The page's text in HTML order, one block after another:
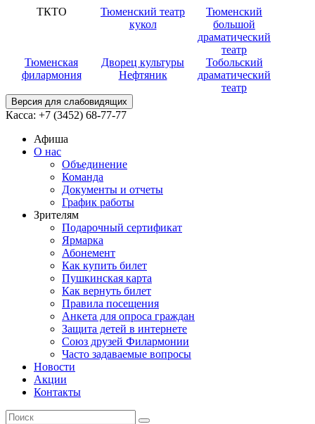
ТКТО
Тюменский театр
кукол
Тюменский
большой
драматический
театр
Тюменская
филармония
Дворец культуры
Нефтяник
Тобольский
драматический
театр
Версия для слабовидящих
Касса: +7 (3452) 68-77-77
Афиша
О нас
Объединение
Команда
Документы и отчеты
График работы
Зрителям
Подарочный сертификат
Ярмарка
Абонемент
Как купить билет
Пушкинская карта
Как вернуть билет
Правила посещения
Анкета для опроса граждан
Защита детей в интернете
Союз друзей Филармонии
Часто задаваемые вопросы
Новости
Акции
Контакты